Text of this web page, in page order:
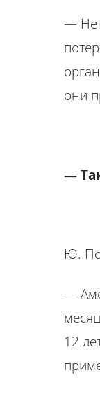
—
они
—
Ю.
—
12